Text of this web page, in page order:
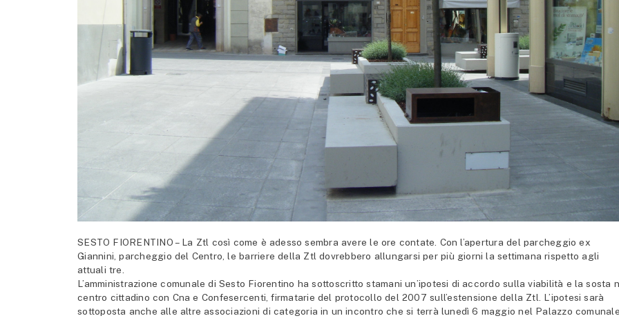
SESTO FIORENTINO – La Ztl così come è adesso sembra avere le ore contate. Con l’apertura del parcheggio ex
Giannini, parcheggio del Centro, le barriere della Ztl dovrebbero allungarsi per più giorni la settimana rispetto agli
attuali tre.
L’amministrazione comunale di Sesto Fiorentino ha sottoscritto stamani un’ipotesi di accordo sulla viabilità e la sosta
centro cittadino con Cna e Confesercenti, firmatarie del protocollo del 2007 sull’estensione della Ztl. L’ipotesi sarà
sottoposta anche alle altre associazioni di categoria in un incontro che si terrà lunedì 6 maggio nel Palazzo